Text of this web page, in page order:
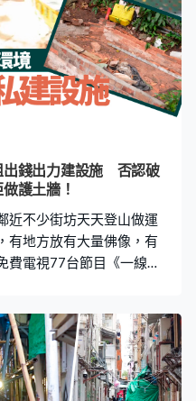
，約半年前目擊有長者於
護車到場，開始留意燈光
很快便會維修或更換壞掉
，他兩個月前曾向區議員
12盞燈得3盞著」，然而
者跌倒受傷 「（商場重
燈就壞！」李先生約三星
投訴，獲得商場管理處回
出錢出力建設施 否認破
護土牆！
近不少街坊天天登山做運
有地方放有大量佛像，有
費電視77台節目《一線搜
報道深水埗主教山鄰近屋
士聚集。不只做運動，還
看👉 一線搜查｜深水埗主
動唱歌跳舞 吵鬧便溺 街